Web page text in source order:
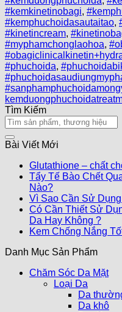
#kemkinetinobagi,
#kemphuchoidasautaitao,
#kinetincream,
#myphamchonglaohoa,
#phuchoida,
Tìm Kiếm
Bài Viết Mới
Glutathione – chất
Tẩy Tế Bào Chết
Nào?
Vì Sao Cần Sử
Có Cần Thiết Sử
Da Hay Không ?
Kem Chống Nắng
Danh Mục Sản Phẩm
Chăm Sóc Da Mặt
Loại Da
Da
Da khô